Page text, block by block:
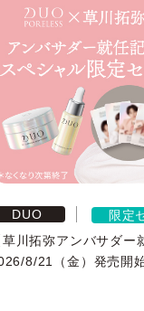
DUO
限定
草川拓弥アンバサダー
8/21（金）発売開